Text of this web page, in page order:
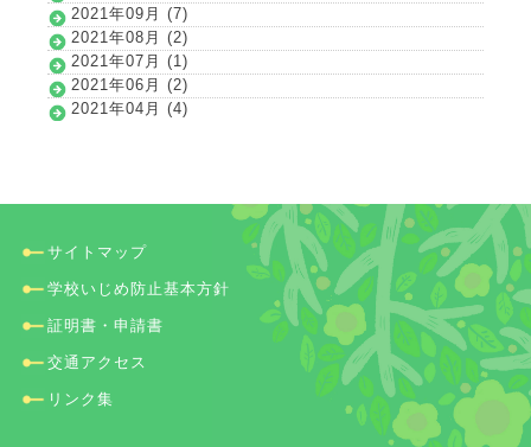
2021年09月 (7)
2021年08月 (2)
2021年07月 (1)
2021年06月 (2)
2021年04月 (4)
サイトマップ
学校いじめ防止基本方針
証明書・申請書
交通アクセス
リンク集